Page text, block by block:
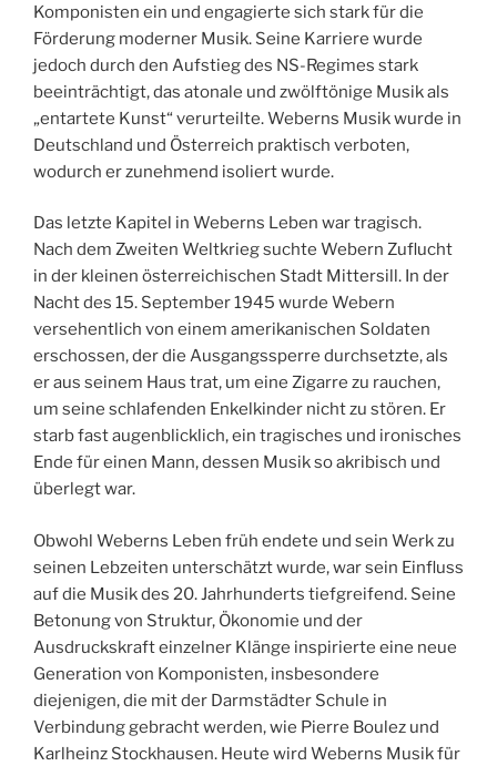
Komponisten ein und engagierte sich stark für die
Förderung moderner Musik. Seine Karriere wurde
jedoch durch den Aufstieg des NS-Regimes stark
beeinträchtigt, das atonale und zwölftönige Musik als
„entartete Kunst“ verurteilte. Weberns Musik wurde in
Deutschland und Österreich praktisch verboten,
wodurch er zunehmend isoliert wurde.
Das letzte Kapitel in Weberns Leben war tragisch.
Nach dem Zweiten Weltkrieg suchte Webern Zuflucht
in der kleinen österreichischen Stadt Mittersill. In der
Nacht des 15. September 1945 wurde Webern
versehentlich von einem amerikanischen Soldaten
erschossen, der die Ausgangssperre durchsetzte, als
er aus seinem Haus trat, um eine Zigarre zu rauchen,
um seine schlafenden Enkelkinder nicht zu stören. Er
starb fast augenblicklich, ein tragisches und ironisches
Ende für einen Mann, dessen Musik so akribisch und
überlegt war.
Obwohl Weberns Leben früh endete und sein Werk zu
seinen Lebzeiten unterschätzt wurde, war sein Einfluss
auf die Musik des 20. Jahrhunderts tiefgreifend. Seine
Betonung von Struktur, Ökonomie und der
Ausdruckskraft einzelner Klänge inspirierte eine neue
Generation von Komponisten, insbesondere
diejenigen, die mit der Darmstädter Schule in
Verbindung gebracht werden, wie Pierre Boulez und
Karlheinz Stockhausen. Heute wird Weberns Musik für